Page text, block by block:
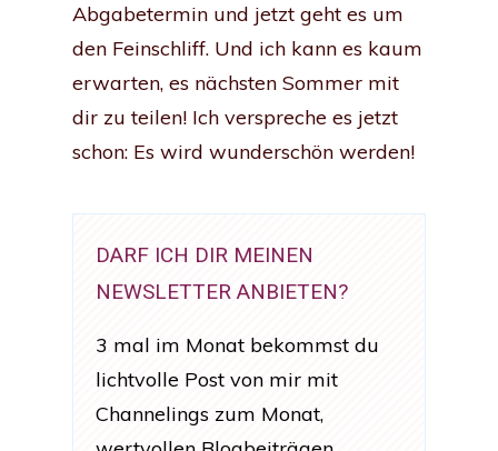
Abgabetermin und jetzt geht es um
den Feinschliff. Und ich kann es kaum
erwarten, es nächsten Sommer mit
dir zu teilen! Ich verspreche es jetzt
schon: Es wird wunderschön werden!
DARF ICH DIR MEINEN
NEWSLETTER ANBIETEN?
3 mal im Monat bekommst du
lichtvolle Post von mir mit
Channelings zum Monat,